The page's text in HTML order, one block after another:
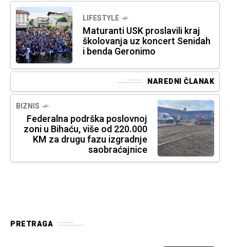
LIFESTYLE
Maturanti USK proslavili kraj
školovanja uz koncert Senidah
i benda Geronimo
NAREDNI ČLANAK
BIZNIS
Federalna podrška poslovnoj
zoni u Bihaću, više od 220.000
KM za drugu fazu izgradnje
saobraćajnice
PRETRAGA